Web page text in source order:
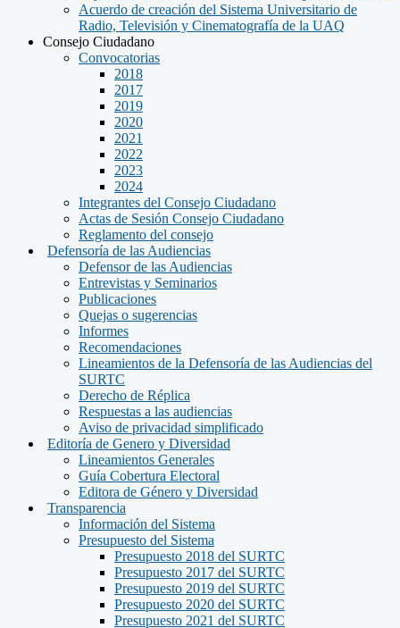
Acuerdo de creación del Sistema Universitario de
Radio, Televisión y Cinematografía de la UAQ
Consejo Ciudadano
Convocatorias
2018
2017
2019
2020
2021
2022
2023
2024
Integrantes del Consejo Ciudadano
Actas de Sesión Consejo Ciudadano
Reglamento del consejo
Defensoría de las Audiencias
Defensor de las Audiencias
Entrevistas y Seminarios
Publicaciones
Quejas o sugerencias
Informes
Recomendaciones
Lineamientos de la Defensoría de las Audiencias del
SURTC
Derecho de Réplica
Respuestas a las audiencias
Aviso de privacidad simplificado
Editoría de Genero y Diversidad
Lineamientos Generales
Guía Cobertura Electoral
Editora de Género y Diversidad
Transparencia
Información del Sistema
Presupuesto del Sistema
Presupuesto 2018 del SURTC
Presupuesto 2017 del SURTC
Presupuesto 2019 del SURTC
Presupuesto 2020 del SURTC
Presupuesto 2021 del SURTC